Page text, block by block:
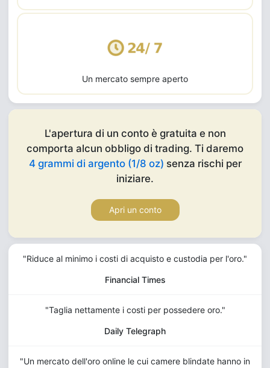
Un mercato sempre aperto
L'apertura di un conto è gratuita e non
comporta alcun obbligo di trading. Ti daremo
4 grammi di argento (1/8 oz) senza rischi per
iniziare.
Apri un conto
"Riduce al minimo i costi di acquisto e custodia per l'oro."
Financial Times
"Taglia nettamente i costi per possedere oro."
Daily Telegraph
"Un mercato dell'oro online le cui camere blindate hanno in